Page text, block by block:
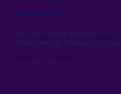
Santo Domingo
Av. Leopoldo Navarro #34, esq.
Santo Domingo, República
+1 (809) 566 5741